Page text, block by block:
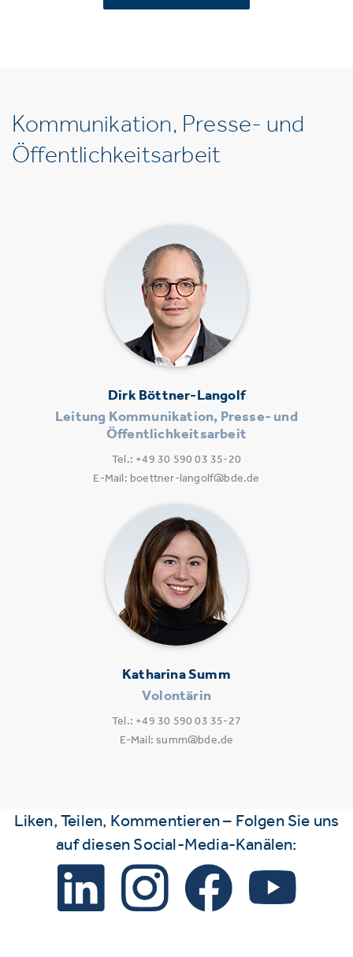
Kommunikation, Presse- und
Öffentlichkeitsarbeit
Dirk Böttner-Langolf
Leitung Kommunikation, Presse- und
Öffentlichkeitsarbeit
Tel.: +49 30 590 03 35-20
E-Mail: boettner-langolf@bde.de
Katharina Summ
Volontärin
Tel.: +49 30 590 03 35-27
E-Mail: summ@bde.de
Liken, Teilen, Kommentieren – Folgen Sie uns
auf diesen Social-Media-Kanälen: